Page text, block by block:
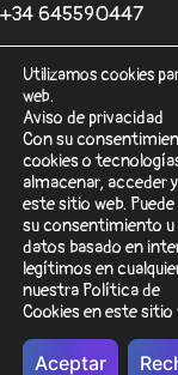
+34 645590447
Correo
©
Utilizamos cookies
web.
Aviso de privacidad
Con su
cookies o
almacenar, acceder
este sitio web.
su consentimiento
datos basado en
legítimos en
nuestra Política de
Cookies en este sitio
Aceptar